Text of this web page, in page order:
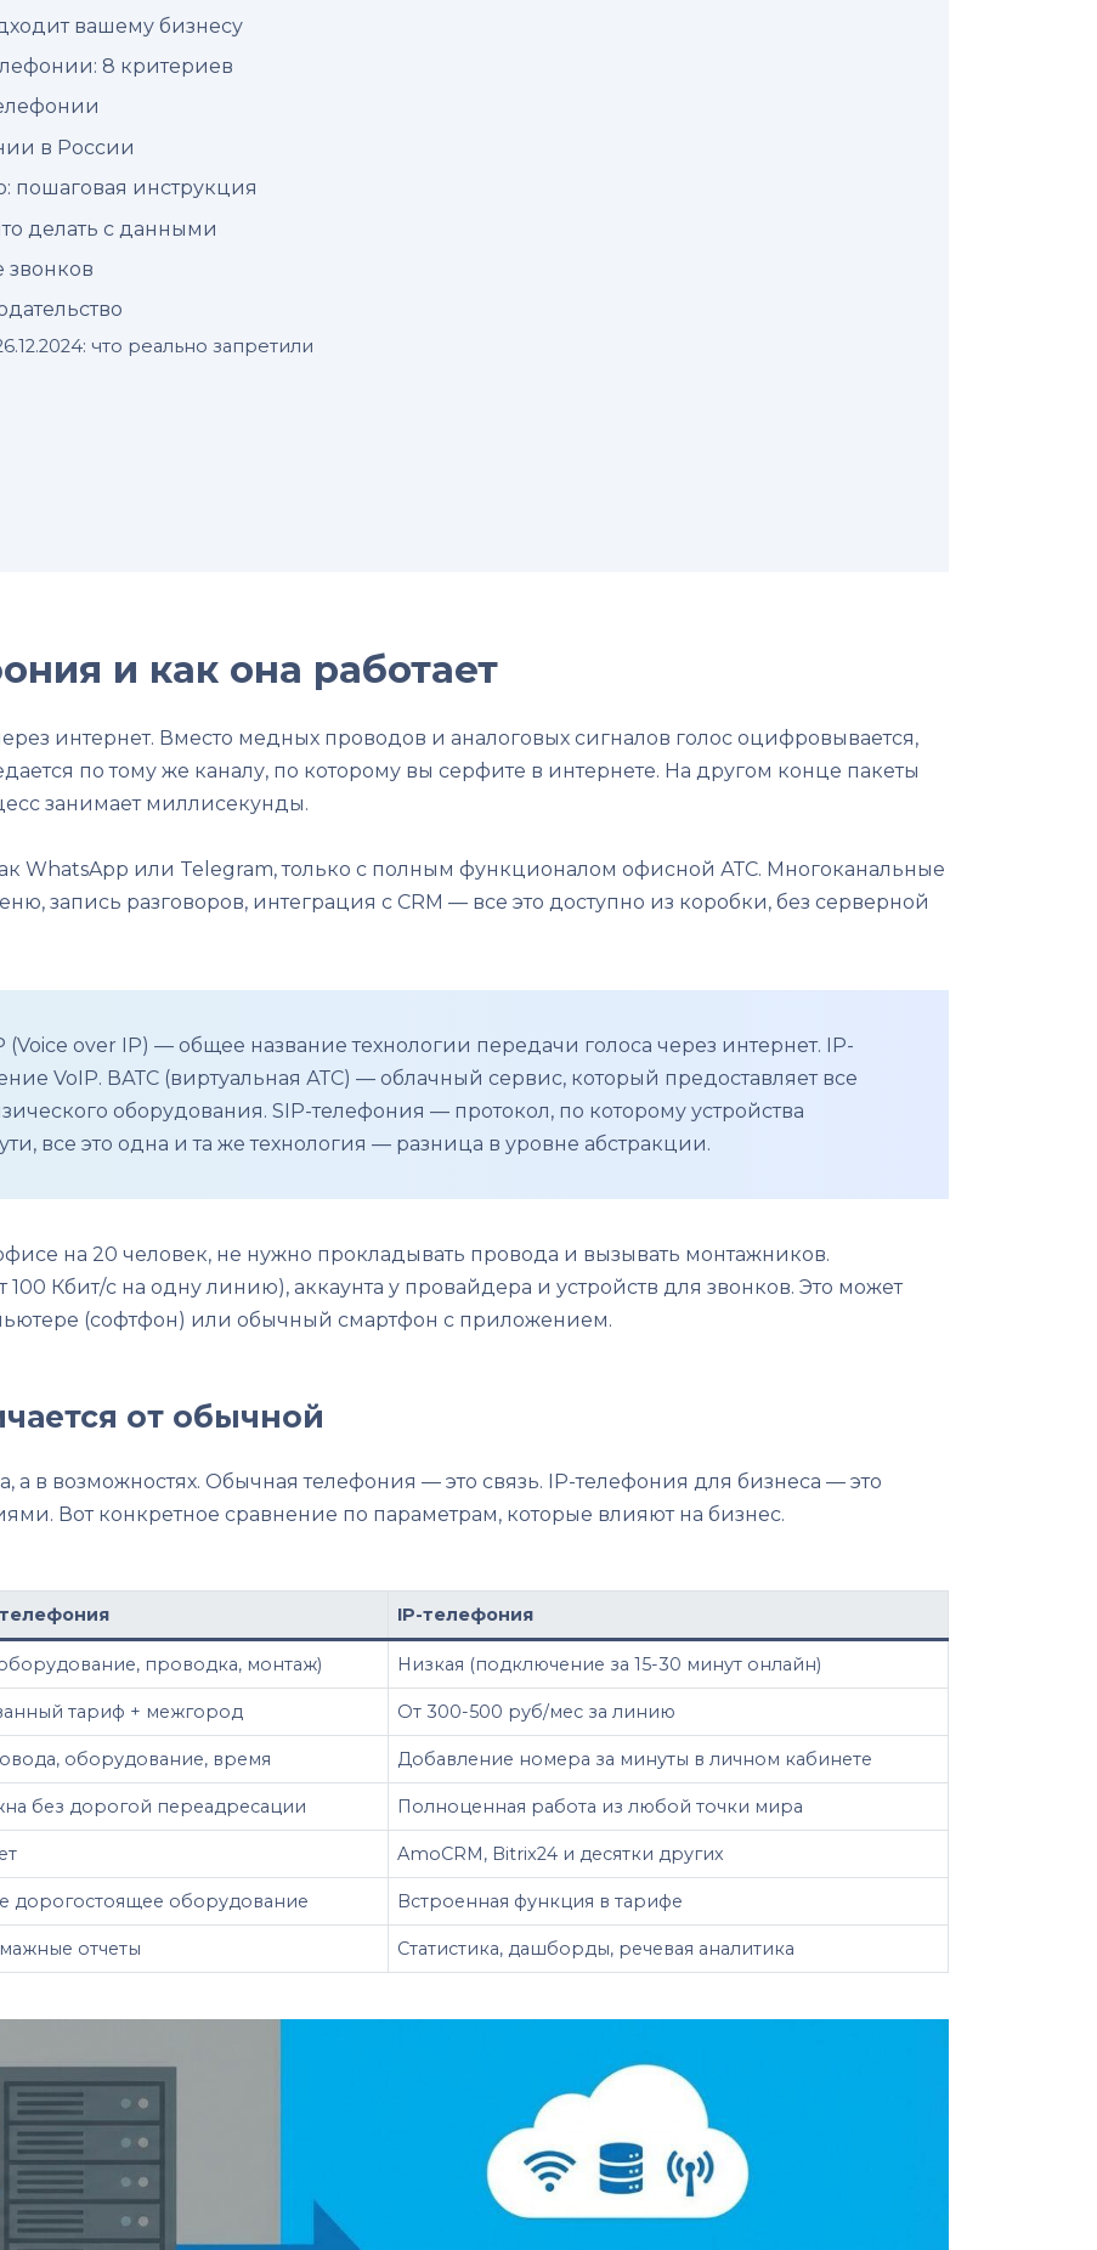
вашему бизнесу
8 критериев
в России
пошаговая инструкция
делать с данными
звонков
что реально запретили
и как она работает
интернет. Вместо медных проводов и аналоговых сигналов голос оцифровывается,
по тому же каналу, по которому вы серфите в интернете. На другом конце пакеты
занимает миллисекунды.
WhatsApp или Telegram, только с полным функционалом офисной АТС. Многоканальные
запись разговоров, интеграция с CRM — все это доступно из коробки, без серверной
(Voice over IP) — общее название технологии передачи голоса через интернет. IP-
VoIP. ВАТС (виртуальная АТС) — облачный сервис, который предоставляет все
оборудования. SIP-телефония — протокол, по которому устройства
все это одна и та же технология — разница в уровне абстракции.
на 20 человек, не нужно прокладывать провода и вызывать монтажников.
100 Кбит/с на одну линию), аккаунта у провайдера и устройств для звонков. Это может
(софтфон) или обычный смартфон с приложением.
от обычной
а в возможностях. Обычная телефония — это связь. IP-телефония для бизнеса — это
Вот конкретное сравнение по параметрам, которые влияют на бизнес.
IP-телефония
проводка, монтаж) Низкая (подключение за 15-30 минут онлайн)
тариф + межгород От 300-500 руб/мес за линию
оборудование, время Добавление номера за минуты в личном кабинете
без дорогой переадресации Полноценная работа из любой точки мира
AmoCRM, Bitrix24 и десятки других
дорогостоящее оборудование Встроенная функция в тарифе
отчеты Статистика, дашборды, речевая аналитика